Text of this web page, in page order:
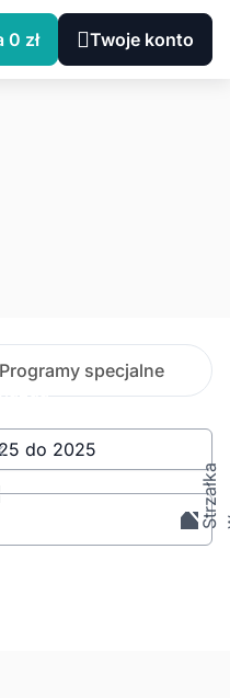
0 zł Twoje konto
Programy specjalne